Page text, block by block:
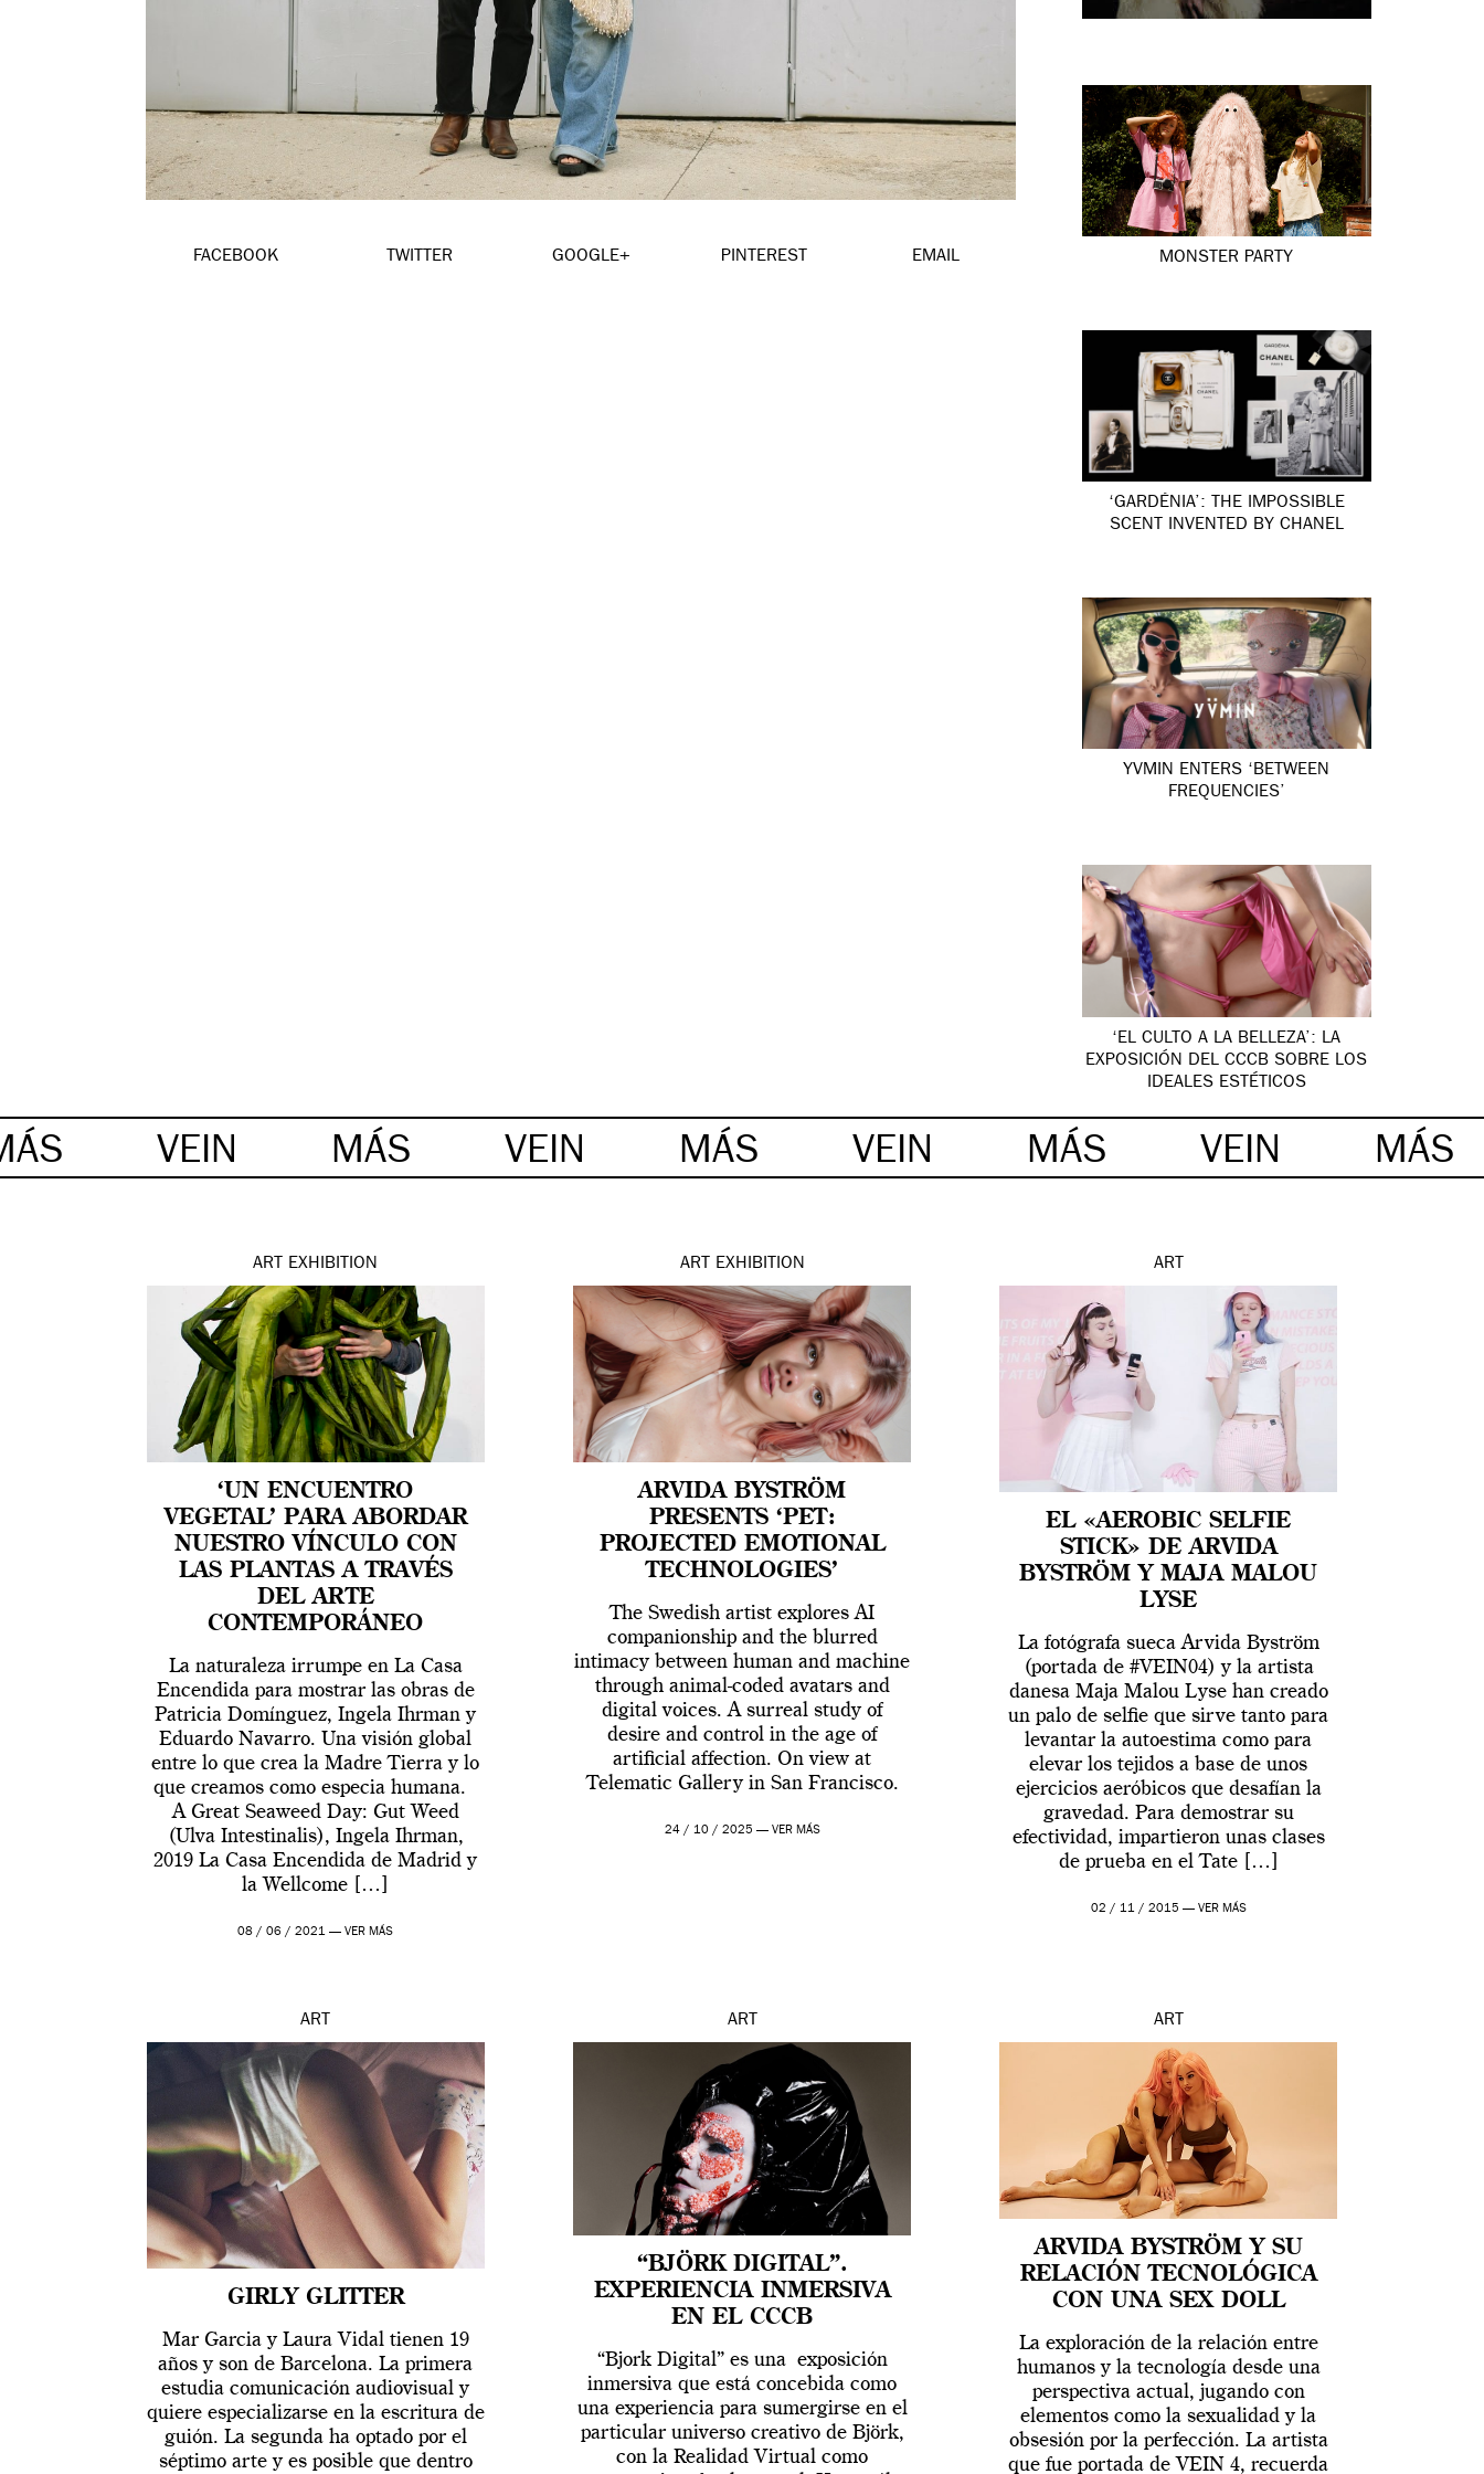
FACEBOOK TWITTER GOOGLE+ PINTEREST EMAIL MONSTER PARTY
‘GARDÉNIA’: THE IMPOSSIBLE
SCENT INVENTED BY CHANEL
YVMIN ENTERS ‘BETWEEN
FREQUENCIES’
‘EL CULTO A LA BELLEZA’: LA
EXPOSICIÓN DEL CCCB SOBRE LOS
IDEALES ESTÉTICOS
VEIN MÁS VEIN MÁS VEIN MÁS VEIN MÁS
ART EXHIBITION
‘UN ENCUENTRO
VEGETAL’ PARA ABORDAR
NUESTRO VÍNCULO CON
LAS PLANTAS A TRAVÉS
DEL ARTE
CONTEMPORÁNEO
La naturaleza irrumpe en La Casa
Encendida para mostrar las obras de
Patricia Domínguez, Ingela Ihrman y
Eduardo Navarro. Una visión global
entre lo que crea la Madre Tierra y lo
que creamos como especia humana.
A Great Seaweed Day: Gut Weed
(Ulva Intestinalis), Ingela Ihrman,
2019 La Casa Encendida de Madrid y
la Wellcome […]
08 / 06 / 2021 —VER MÁS
ART EXHIBITION
ARVIDA BYSTRÖM
PRESENTS ‘PET:
PROJECTED EMOTIONAL
TECHNOLOGIES’
The Swedish artist explores AI
companionship and the blurred
intimacy between human and machine
through animal-coded avatars and
digital voices. A surreal study of
desire and control in the age of
artificial affection. On view at
Telematic Gallery in San Francisco.
24 / 10 / 2025 — VER MÁS
ART
EL «AEROBIC SELFIE
STICK» DE ARVIDA
BYSTRÖM Y MAJA MALOU
LYSE
La fotógrafa sueca Arvida Byström
(portada de #VEIN04) y la artista
danesa Maja Malou Lyse han creado
un palo de selfie que sirve tanto para
levantar la autoestima como para
elevar los tejidos a base de unos
ejercicios aeróbicos que desafían la
gravedad. Para demostrar su
efectividad, impartieron unas clases
de prueba en el Tate […]
02 / 11 / 2015 — VER MÁS
ART
GIRLY GLITTER
Mar Garcia y Laura Vidal tienen 19
años y son de Barcelona. La primera
estudia comunicación audiovisual y
quiere especializarse en la escritura de
guión. La segunda ha optado por el
séptimo arte y es posible que dentro
ART
“BJÖRK DIGITAL”.
EXPERIENCIA INMERSIVA
EN EL CCCB
“Bjork Digital” es una exposición
inmersiva que está concebida como
una experiencia para sumergirse en el
particular universo creativo de Björk,
con la Realidad Virtual como
ART
ARVIDA BYSTRÖM Y SU
RELACIÓN TECNOLÓGICA
CON UNA SEX DOLL
La exploración de la relación entre
humanos y la tecnología desde una
perspectiva actual, jugando con
elementos como la sexualidad y la
obsesión por la perfección. La artista
que fue portada de VEIN 4, recuerda